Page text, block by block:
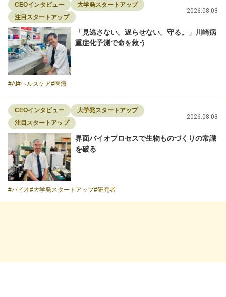
CEOインタビュー
大学発スタートアップ
注目スタートアップ
2026.08.03
「見逃さない。遅らせない。守る。」川崎病
重症化予測で命を救う
AI ヘルスケア 医療
CEOインタビュー
大学発スタートアップ
注目スタートアップ
2026.08.03
界面バイオプロセスで生物ものづくりの常識
を破る
バイオ 大学発スタートアップ 研究者